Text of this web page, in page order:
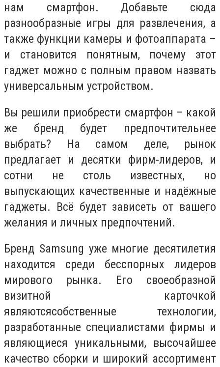
нам смартфон. Добавьте сюда
разнообразные игры для развлечения, а
также функции камеры и фотоаппарата –
и становится понятным, почему этот
гаджет можно с полным правом назвать
универсальным устройством.
Вы решили приобрести смартфон – какой
же бренд будет предпочтительнее
выбрать? На самом деле, рынок
предлагает и десятки фирм-лидеров, и
сотни не столь известных, но
выпускающих качественные и надёжные
гаджеты. Всё будет зависеть от вашего
желания и личных предпочтений.
Бренд Samsung уже многие десятилетия
находится среди бесспорных лидеров
мирового рынка. Его своеобразной
визитной карточкой
являютсясобственные технологии,
разработанные специалистами фирмы и
являющиеся уникальными, высочайшее
качество сборки и широкий ассортимент